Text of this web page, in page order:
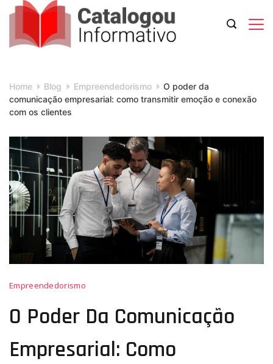
Skip
content
Home Blog Empreendedorismo
O poder da
comunicação empresarial: como transmitir emoção e conexão
com os clientes
Empreendedorismo
O Poder Da Comunicação
Empresarial: Como